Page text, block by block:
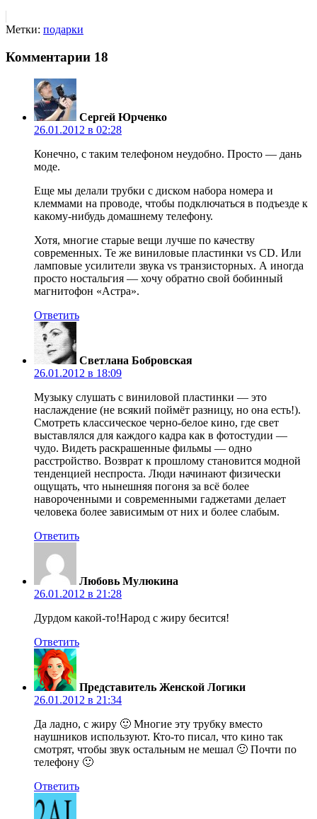
Метки: подарки
Комментарии 18
Сергей Юрченко
26.01.2012 в 02:28
Конечно, с таким телефоном неудобно. Просто — дань
моде.
Еще мы делали трубки с диском набора номера и
клеммами на проводе, чтобы подключаться в подъезде к
какому-нибудь домашнему телефону.
Хотя, многие старые вещи лучше по качеству
современных. Те же виниловые пластинки vs CD. Или
ламповые усилители звука vs транзисторных. А иногда
просто ностальгия — хочу обратно свой бобинный
магнитофон «Астра».
Ответить
Светлана Бобровская
26.01.2012 в 18:09
Музыку слушать с виниловой пластинки — это
наслаждение (не всякий поймёт разницу, но она есть!).
Смотреть классическое черно-белое кино, где свет
выставлялся для каждого кадра как в фотостудии —
чудо. Видеть раскрашенные фильмы — одно
расстройство. Возврат к прошлому становится модной
тенденцией неспроста. Люди начинают физически
ощущать, что нынешняя погоня за всё более
навороченными и современными гаджетами делает
человека более зависимым от них и более слабым.
Ответить
Любовь Мулюкина
26.01.2012 в 21:28
Дурдом какой-то!Народ с жиру бесится!
Ответить
Представитель Женской Логики
26.01.2012 в 21:34
Да ладно, с жиру 🙂 Многие эту трубку вместо
наушников используют. Кто-то писал, что кино так
смотрят, чтобы звук остальным не мешал 🙂 Почти по
телефону 🙂
Ответить